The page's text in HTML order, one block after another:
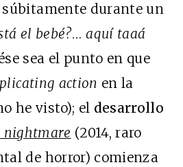
súbitamente durante un
el bebé?… aquí taaá
sea el punto en que
action en la
he visto); el desarrollo
nightmare (2014, raro
de horror) comienza